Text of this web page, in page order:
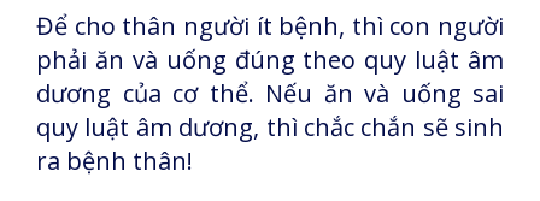
Để cho thân người ít bệnh, thì con người
phải ăn và uống đúng theo quy luật âm
dương của cơ thể. Nếu ăn và uống sai
quy luật âm dương, thì chắc chắn sẽ sinh
ra bệnh thân!